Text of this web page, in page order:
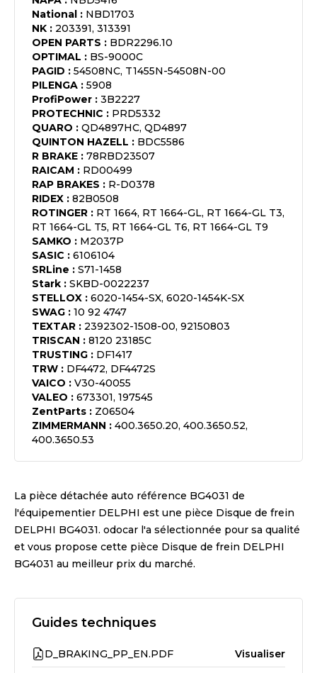
National : NBD1703
NK : 203391, 313391
OPEN PARTS : BDR2296.10
OPTIMAL : BS-9000C
PAGID : 54508NC, T1455N-54508N-00
PILENGA : 5908
ProfiPower : 3B2227
PROTECHNIC : PRD5332
QUARO : QD4897HC, QD4897
QUINTON HAZELL : BDC5586
R BRAKE : 78RBD23507
RAICAM : RD00499
RAP BRAKES : R-D0378
RIDEX : 82B0508
ROTINGER : RT 1664, RT 1664-GL, RT 1664-GL T3,
RT 1664-GL T5, RT 1664-GL T6, RT 1664-GL T9
SAMKO : M2037P
SASIC : 6106104
SRLine : S71-1458
Stark : SKBD-0022237
STELLOX : 6020-1454-SX, 6020-1454K-SX
SWAG : 10 92 4747
TEXTAR : 2392302-1508-00, 92150803
TRISCAN : 8120 23185C
TRUSTING : DF1417
TRW : DF4472, DF4472S
VAICO : V30-40055
VALEO : 673301, 197545
ZentParts : Z06504
ZIMMERMANN : 400.3650.20, 400.3650.52,
400.3650.53
La pièce détachée auto référence BG4031 de
l'équipementier DELPHI est une pièce Disque de frein
DELPHI BG4031. odocar l'a sélectionnée pour sa qualité
et vous propose cette pièce Disque de frein DELPHI
BG4031 au meilleur prix du marché.
Guides techniques
D_BRAKING_PP_EN.PDF Visualiser